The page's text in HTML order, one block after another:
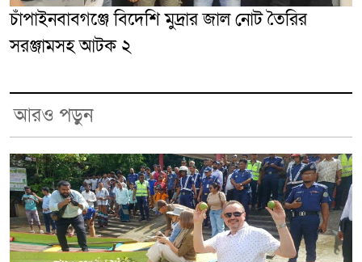
চাঁপাইনবাবগঞ্জে বিদেশি মুদ্রার জাল নোট তৈরির
সরঞ্জামসহ আটক ২
আরও পড়ুন